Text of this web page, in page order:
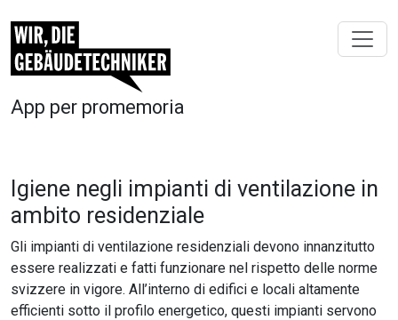
App per promemoria
Igiene negli impianti di ventilazione in
ambito residenziale
Gli impianti di ventilazione residenziali devono innanzitutto
essere realizzati e fatti funzionare nel rispetto delle norme
svizzere in vigore. All’interno di edifici e locali altamente
efficienti sotto il profilo energetico, questi impianti servono